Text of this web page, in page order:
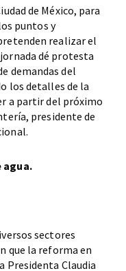
de México, para
puntos y
realizar el
dé protesta
demandas del
los detalles de la
a partir del próximo
presidente de
agua.
sectores
que la reforma en
Presidenta Claudia